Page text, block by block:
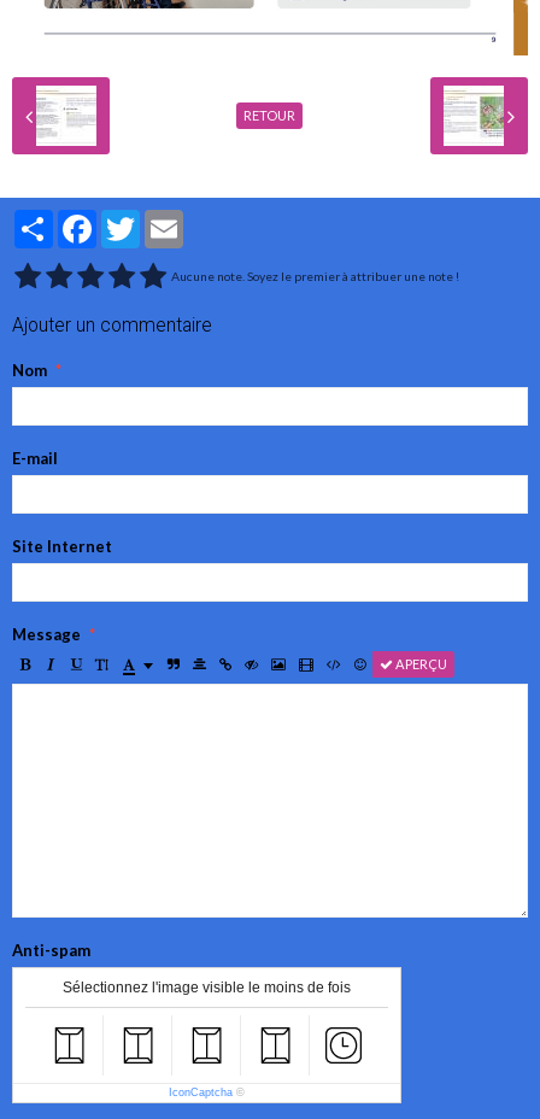
RETOUR
PartagerFacebookTwitter
Aucune note. Soyez le premier à attribuer une note !
Ajouter un commentaire
Nom
E-mail
Site Internet
Message
APERÇU
Anti-spam
Sélectionnez l'image visible le moins de fois
IconCaptcha ©